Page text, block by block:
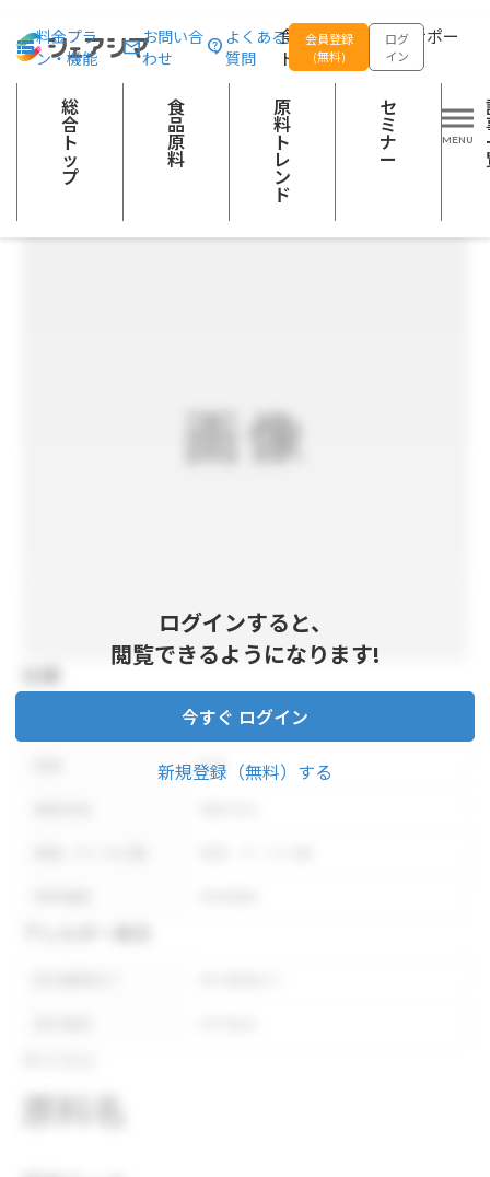
食品の企画開発をサポー
トする
料金プラ
ン・機能
お問い合
わせ
よくある
質問
会員登録
(無料)
ログ
イン
総
合
ト
ッ
プ
食
品
原
料
原
料
ト
レ
ン
ド
セ
ミ
ナ
ー
総合トップ 食品原料 タラfishコラーゲン｜コラーゲンペプチド粉
健康食品（飲料・食品） タンパク質（プロテイン）
美容素材
ログインすると、
閲覧できるようになります!
今すぐ ログイン
新規登録（無料）する
内容量
形状